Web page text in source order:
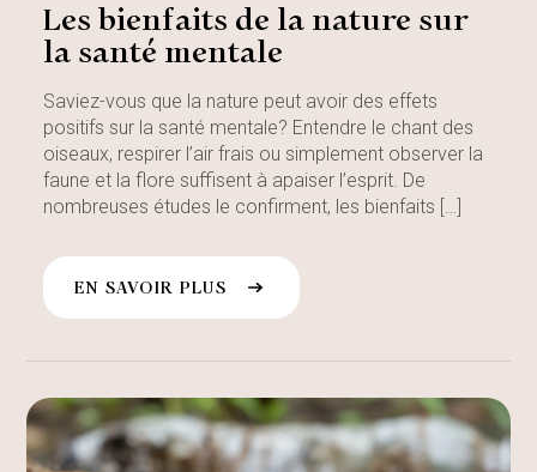
Les bienfaits de la nature sur
la santé mentale
Saviez-vous que la nature peut avoir des effets
positifs sur la santé mentale? Entendre le chant des
oiseaux, respirer l’air frais ou simplement observer la
faune et la flore suffisent à apaiser l’esprit. De
nombreuses études le confirment, les bienfaits […]
EN SAVOIR PLUS